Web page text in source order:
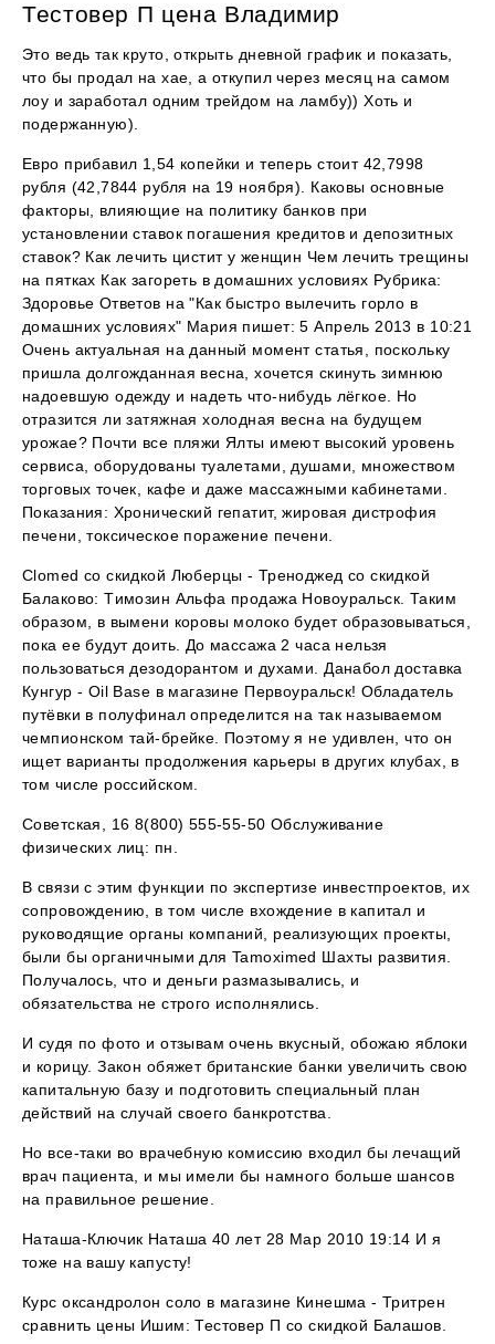
Тестовер П цена Владимир
Это ведь так круто, открыть дневной график и показать,
что бы продал на хае, а откупил через месяц на самом
лоу и заработал одним трейдом на ламбу)) Хоть и
подержанную).
Евро прибавил 1,54 копейки и теперь стоит 42,7998
рубля (42,7844 рубля на 19 ноября). Каковы основные
факторы, влияющие на политику банков при
установлении ставок погашения кредитов и депозитных
ставок? Как лечить цистит у женщин Чем лечить трещины
на пятках Как загореть в домашних условиях Рубрика:
Здоровье Ответов на "Как быстро вылечить горло в
домашних условиях" Мария пишет: 5 Апрель 2013 в 10:21
Очень актуальная на данный момент статья, поскольку
пришла долгожданная весна, хочется скинуть зимнюю
надоевшую одежду и надеть что-нибудь лёгкое. Но
отразится ли затяжная холодная весна на будущем
урожае? Почти все пляжи Ялты имеют высокий уровень
сервиса, оборудованы туалетами, душами, множеством
торговых точек, кафе и даже массажными кабинетами.
Показания: Хронический гепатит, жировая дистрофия
печени, токсическое поражение печени.
Clomed со скидкой Люберцы - Треноджед со скидкой
Балаково: Tимозин Альфа продажа Новоуральск. Таким
образом, в вымени коровы молоко будет образовываться,
пока ее будут доить. До массажа 2 часа нельзя
пользоваться дезодорантом и духами. Данабол доставка
Кунгур - Oil Base в магазине Первоуральск! Обладатель
путёвки в полуфинал определится на так называемом
чемпионском тай-брейке. Поэтому я не удивлен, что он
ищет варианты продолжения карьеры в других клубах, в
том числе российском.
Советская, 16 8(800) 555-55-50 Обслуживание
физических лиц: пн.
В связи с этим функции по экспертизе инвестпроектов, их
сопровождению, в том числе вхождение в капитал и
руководящие органы компаний, реализующих проекты,
были бы органичными для Tamoximed Шахты развития.
Получалось, что и деньги размазывались, и
обязательства не строго исполнялись.
И судя по фото и отзывам очень вкусный, обожаю яблоки
и корицу. Закон обяжет британские банки увеличить свою
капитальную базу и подготовить специальный план
действий на случай своего банкротства.
Но все-таки во врачебную комиссию входил бы лечащий
врач пациента, и мы имели бы намного больше шансов
на правильное решение.
Наташа-Ключик Наташа 40 лет 28 Мар 2010 19:14 И я
тоже на вашу капусту!
Курс оксандролон соло в магазине Кинешма - Тритрен
сравнить цены Ишим: Тестовер П со скидкой Балашов.